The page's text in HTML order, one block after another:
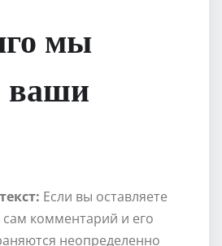
мы
ваши
Если вы оставляете
комментарий и его
неопределенно